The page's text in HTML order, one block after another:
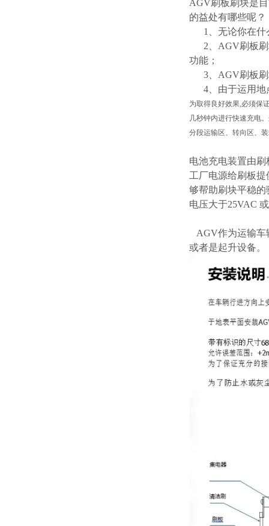
AGV刷板刷块是
的益处有哪些呢？
1、无论你在什
2、AGV刷板刷
功能；
3、AGV刷板刷
4、由于运用地
为取得良好效果,必须保
几秒钟内进行快速充电
分段运输区、转向区、
电池充电装置由
工厂电源给刷板
够帮助刷块平稳
电压大于25VAC
AGV作为运输车
或者是起升设备。